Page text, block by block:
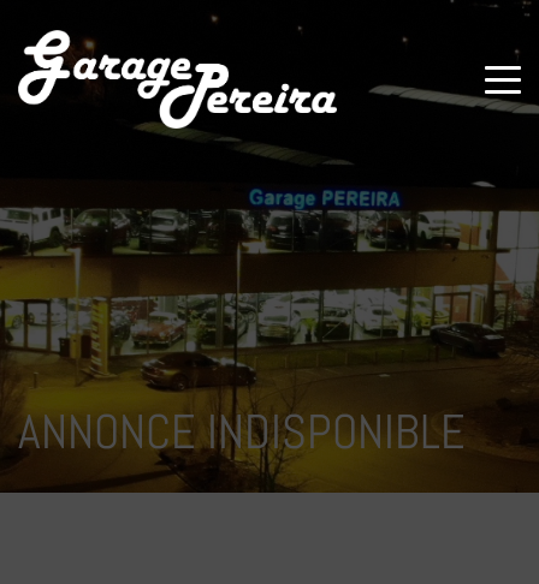
ANNONCE INDISPONIBLE
Paramètres avancés des cookies